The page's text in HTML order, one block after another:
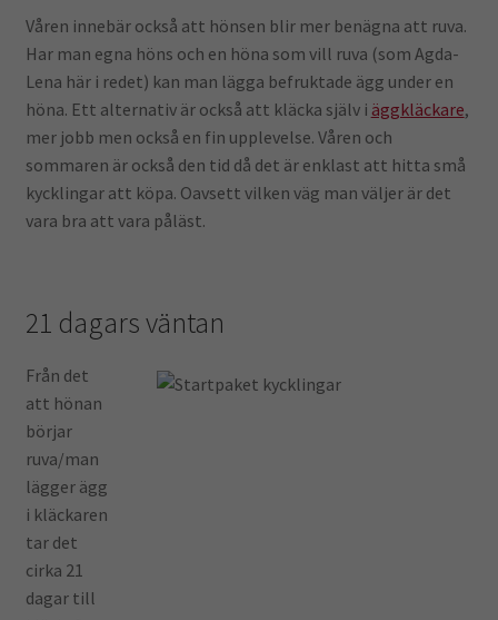
Våren innebär också att hönsen blir mer benägna att ruva.
Har man egna höns och en höna som vill ruva (som Agda-
Lena här i redet) kan man lägga befruktade ägg under en
höna. Ett alternativ är också att kläcka själv i äggkläckare,
mer jobb men också en fin upplevelse. Våren och
sommaren är också den tid då det är enklast att hitta små
kycklingar att köpa. Oavsett vilken väg man väljer är det
vara bra att vara påläst.
21 dagars väntan
Från det
att hönan
börjar
ruva/man
lägger ägg
i kläckaren
tar det
cirka 21
dagar till